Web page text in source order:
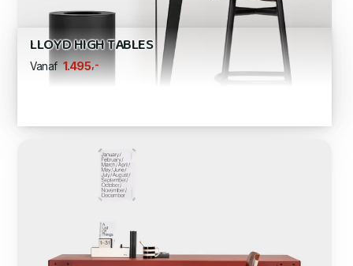
LLOYD HIGH TABLES
Vanaf 1.495,-